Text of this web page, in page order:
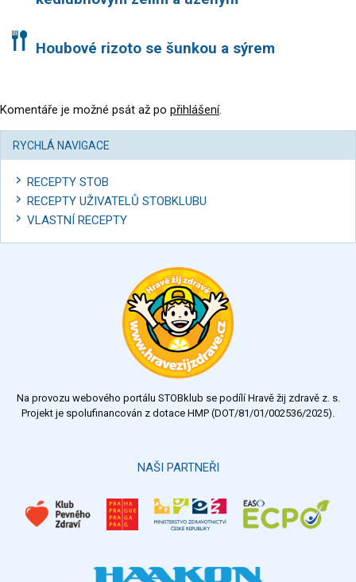
Houbové rizoto se šunkou a sýrem
Komentáře je možné psát až po přihlášení.
RYCHLÁ NAVIGACE
RECEPTY STOB
RECEPTY UŽIVATELŮ STOBKLUBU
VLASTNÍ RECEPTY
Na provozu webového portálu STOBklub se podílí Hravě žij zdravě z. s.
Projekt je spolufinancován z dotace HMP (DOT/81/01/002536/2025).
NAŠI PARTNEŘI